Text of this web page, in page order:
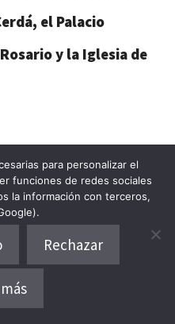
el Palacio
y la Iglesia de
para personalizar el
funciones de redes sociales
la información con terceros,
Rechazar